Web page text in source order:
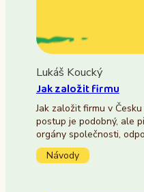
Lukáš Koucký
Jak založit firmu
Jak založit firmu v
postup je podobný, ale
orgány společnosti,
Návody